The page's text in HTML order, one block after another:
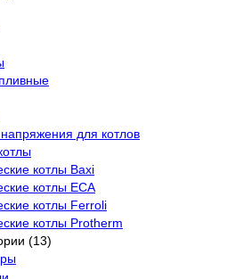
для котлов
котлы Baxi
котлы ECA
котлы Ferroli
котлы Protherm
(13)